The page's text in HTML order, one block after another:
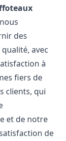
des
avec
à
fiers de
clients, qui
et de notre
de